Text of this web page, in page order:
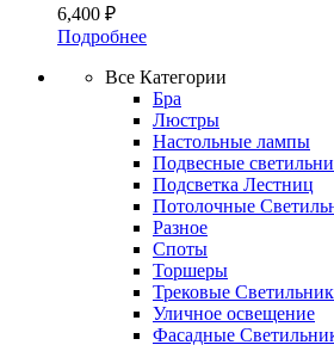
6,400 ₽
Подробнее
Все Категории
Бра
Люстры
Настольные лампы
Подвесные
Подсветка Лестниц
Потолочные
Разное
Споты
Торшеры
Трековые
Уличное освещение
Фасадные